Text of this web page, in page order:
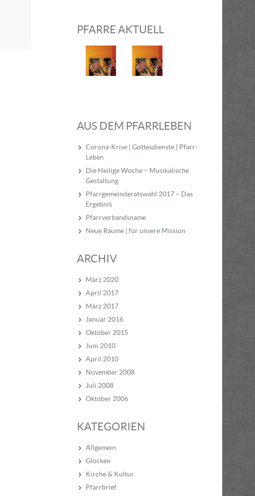
PFARRE AKTUELL
AUS DEM PFARRLEBEN
Corona-Krise | Gottesdienste | Pfarr-
Leben
Die Heilige Woche – Musikalische
Gestaltung
Pfarrgemeinderatswahl 2017 – Das
Ergebnis
Pfarrverbandsname
Neue Räume | für unsere Mission
ARCHIV
März 2020
April 2017
März 2017
Januar 2016
Oktober 2015
Juni 2010
April 2010
November 2008
Juli 2008
Oktober 2006
KATEGORIEN
Allgemein
Glocken
Kirche & Kultur
Pfarrbrief